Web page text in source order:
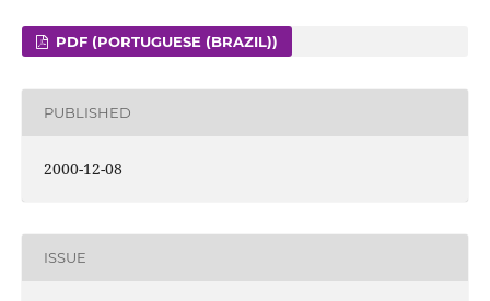
PDF (PORTUGUESE (BRAZIL))
PUBLISHED
2000-12-08
ISSUE